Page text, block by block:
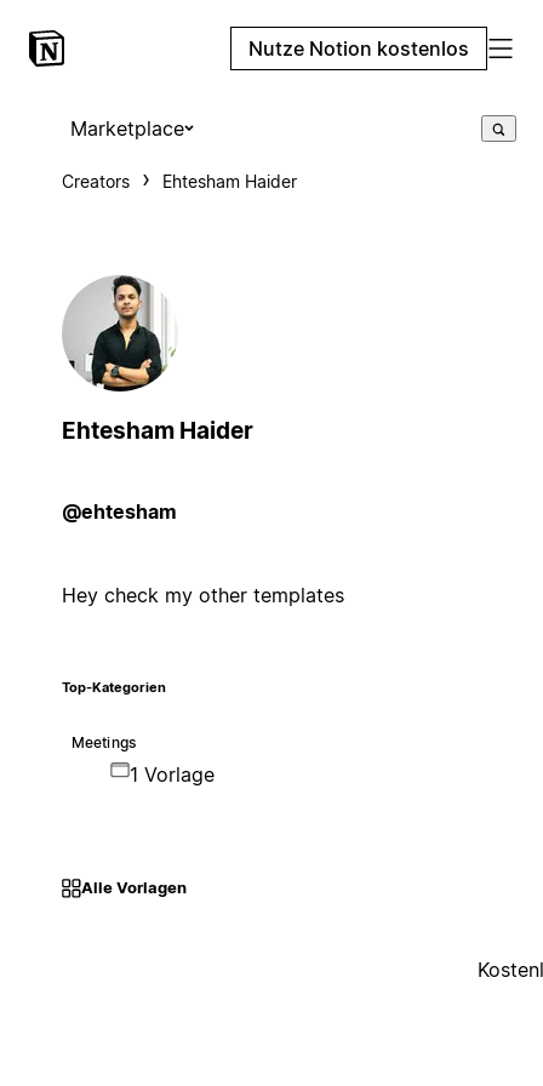
Nutze Notion kostenlos
Marketplace
Creators Ehtesham Haider
Ehtesham Haider
@ehtesham
Hey check my other templates
Top-Kategorien
Meetings
1 Vorlage
Alle Vorlagen